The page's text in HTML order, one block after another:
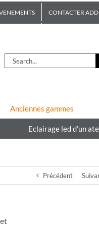
CONTACTER
Search
for:
Anciennes gammes
Eclairage led d’un
Précédent